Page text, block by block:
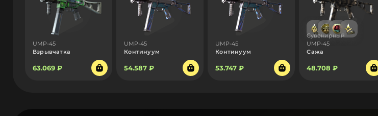
UMP-45
Взрывчатка
63.069 ₽
UMP-45
Континуум
54.587 ₽
UMP-45
Континуум
53.747 ₽
Сувенирный
UMP-45
Сажа
48.708 ₽